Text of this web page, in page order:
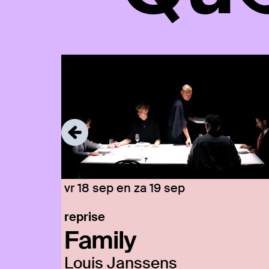
Family
Louis Janssens
reprise
vr 18 sepen za 19 sep